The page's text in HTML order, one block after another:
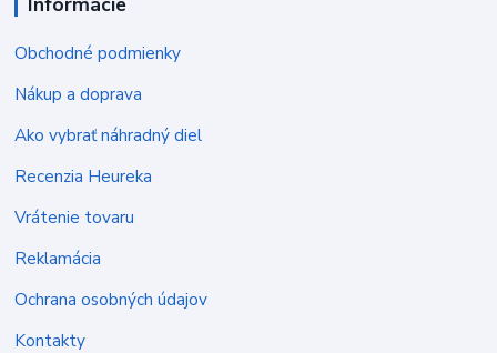
Obchodné podmienky
Nákup a doprava
Ako vybrať náhradný diel
Recenzia Heureka
Vrátenie tovaru
Reklamácia
Ochrana osobných údajov
Kontakty